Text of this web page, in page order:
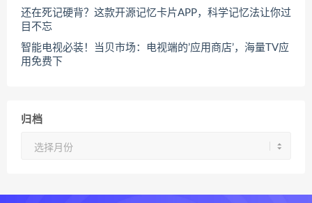
还在死记硬背？这款开源记忆卡片APP，科学记忆法让你过
目不忘
智能电视必装！当贝市场：电视端的’应用商店’，海量TV应
用免费下
归档